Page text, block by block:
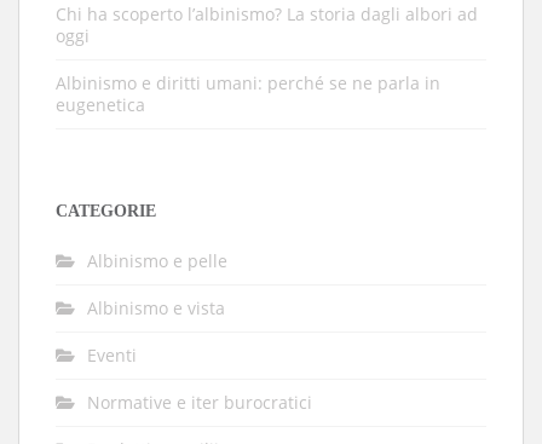
Chi ha scoperto l’albinismo? La storia dagli albori ad
oggi
Albinismo e diritti umani: perché se ne parla in
eugenetica
CATEGORIE
Albinismo e pelle
Albinismo e vista
Eventi
Normative e iter burocratici